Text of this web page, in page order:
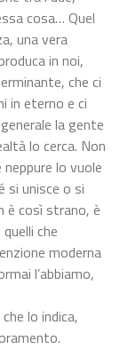
cosa… Quel
una vera
in noi,
che ci
in eterno e ci
la gente
lo cerca. Non
lo vuole
si unisce o si
è così strano, è
che
moderna
l’abbiamo,
lo indica,